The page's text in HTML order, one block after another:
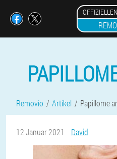
Removio Artikel Papillome
12 Januar 2021 David